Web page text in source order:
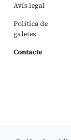
Avís legal
Política de
galetes
Contacte